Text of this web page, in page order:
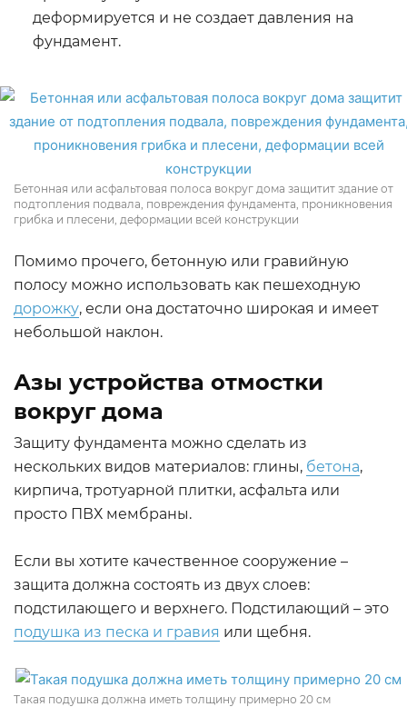
деформируется и не создает давления на
фундамент.
Бетонная или асфальтовая полоса вокруг дома защитит здание от
подтопления подвала, повреждения фундамента, проникновения
грибка и плесени, деформации всей конструкции
Помимо прочего, бетонную или гравийную
полосу можно использовать как пешеходную
дорожку, если она достаточно широкая и имеет
небольшой наклон.
Азы устройства отмостки
вокруг дома
Защиту фундамента можно сделать из
нескольких видов материалов: глины, бетона,
кирпича, тротуарной плитки, асфальта или
просто ПВХ мембраны.
Если вы хотите качественное сооружение –
защита должна состоять из двух слоев:
подстилающего и верхнего. Подстилающий – это
подушка из песка и гравия или щебня.
Такая подушка должна иметь толщину примерно 20 см